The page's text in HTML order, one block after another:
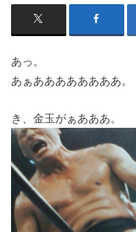
あっ。
あぁああああああああ。
き、金玉がぁあああ。